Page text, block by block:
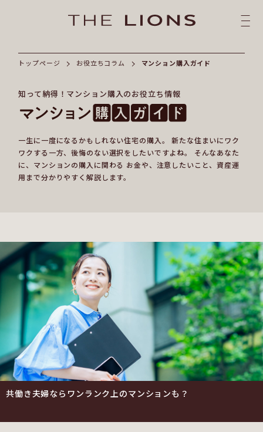
トップページ お役立ちコラム マンション購入ガイド
知って納得！マンション購入のお役立ち情報
一生に一度になるかもしれない住宅の購入。
新たな住まいにワク
ワクする一方、後悔のない選択をしたいですよね。
そんなあなた
に、マンションの購入に関わる お金や、注意したいこと、資産運
用まで分かりやすく解説します。
マンションか、一戸建てか。
共働き夫婦ならワンランク上のマンションも？
賢いマンション購入の基礎、住宅ローン減税